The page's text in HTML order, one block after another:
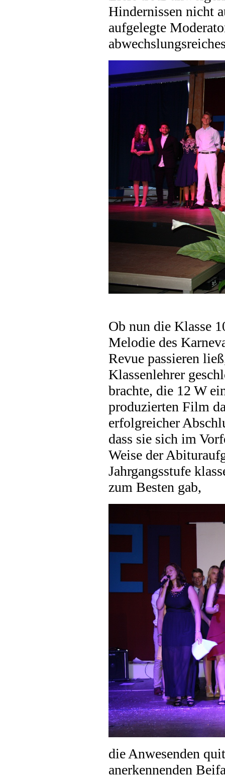
Hindernissen nicht
aufgelegte
Ob nun die Klasse
Melodie des
Revue passieren
Klassenlehrer
brachte, die 12 W
produzierten Film
erfolgreicher
dass sie sich im
Weise der
Jahrgangsstufe
zum Besten gab,
die Anwesenden
anerkennenden